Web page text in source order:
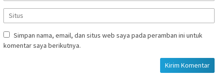
Simpan nama, email, dan situs web saya pada peramban ini untuk
komentar saya berikutnya.